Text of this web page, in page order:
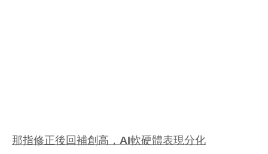
那指修正後回補創高， AI軟硬體表現分化